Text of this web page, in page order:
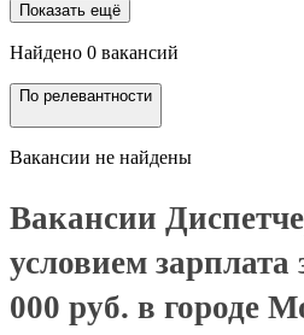
Показать ещё
Найдено 0 вакансий
По релевантности
Вакансии не найдены
Вакансии
условием зарплата
000 руб. в городе